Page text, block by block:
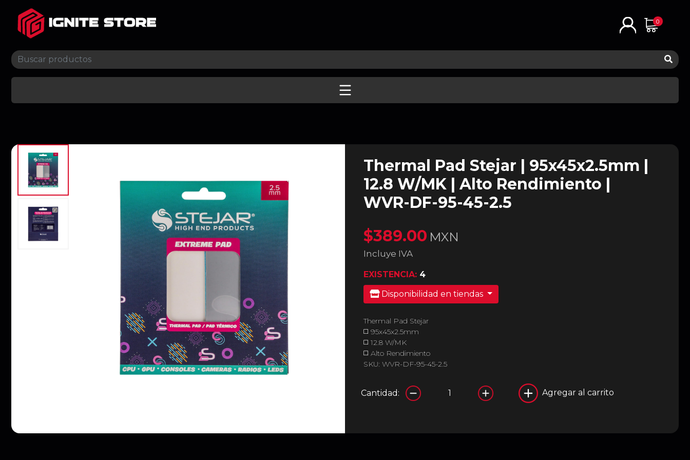
0
Thermal Pad Stejar | 95x45x2.5mm |
12.8 W/MK | Alto Rendimiento |
WVR-DF-95-45-2.5
$389.00 MXN
Incluye IVA
EXISTENCIA: 4
Disponibilidad en tiendas
Thermal Pad Stejar
◻️ 95x45x2.5mm
◻️ 12.8 W/MK
◻️ Alto Rendimiento
SKU: WVR-DF-95-45-2.5
Cantidad: Agregar al carrito